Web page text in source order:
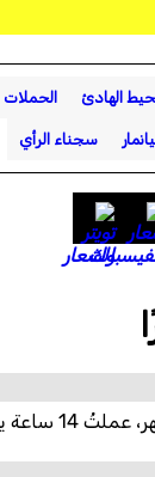
الهادئ الحملات
سجناء الرأي
“لمدة خمسة